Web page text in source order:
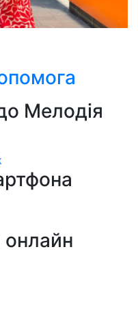
Мелодія
онлайн